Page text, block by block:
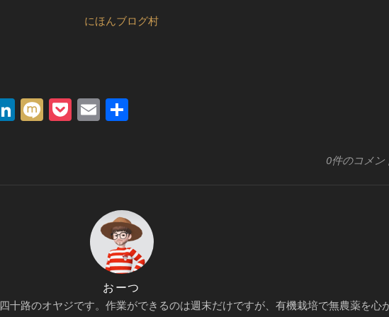
にほんブログ村
LinkedIn
MixiPocket
Email
0件のコメン
おーつ
十路のオヤジです。作業ができるのは週末だけですが、有機栽培で無農薬を心